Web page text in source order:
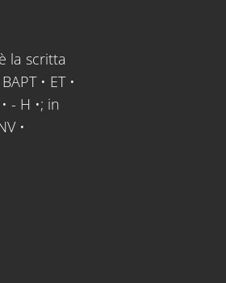
la scritta
• ET •
- H •; in
•